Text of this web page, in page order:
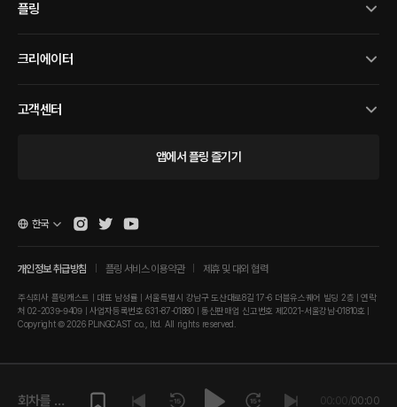
플링
크리에이터
고객센터
앱에서 플링 즐기기
개인정보 취급방침 플링 서비스 이용약관 제휴 및 대외 협력
주식회사 플링캐스트 | 대표 남성률 | 서울특별시 강남구 도산대로8길 17-6 더블유스퀘어 빌딩 2층 | 연락
처 02-2039-9409 | 사업자등록번호 631-87-01880 | 통신판매업 신고번호 제2021-서울강남-01810호 |
Copyright © 2026 PLINGCAST co., ltd. All rights reserved.
한국
회차를 재 00:00/00:00